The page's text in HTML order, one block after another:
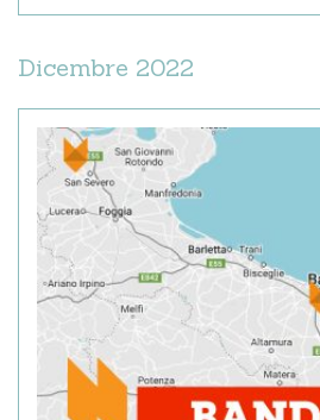
Dicembre 2022